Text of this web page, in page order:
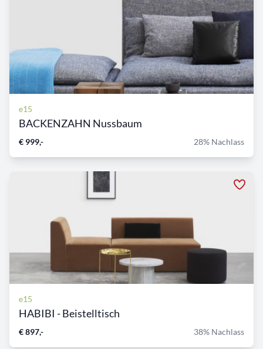
e15
BACKENZAHN Nussbaum
€ 999,- 28% Nachlass
e15
HABIBI - Beistelltisch
€ 897,- 38% Nachlass